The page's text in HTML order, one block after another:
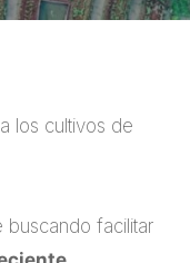
los cultivos de
buscando facilitar